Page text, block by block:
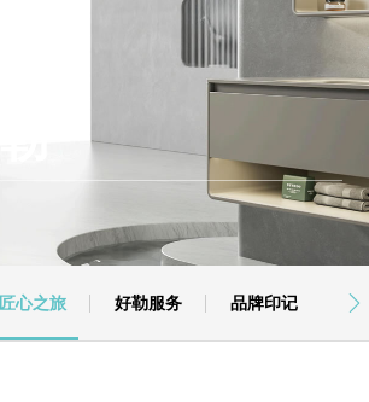

匠心之旅 好勒服务 品牌印记 